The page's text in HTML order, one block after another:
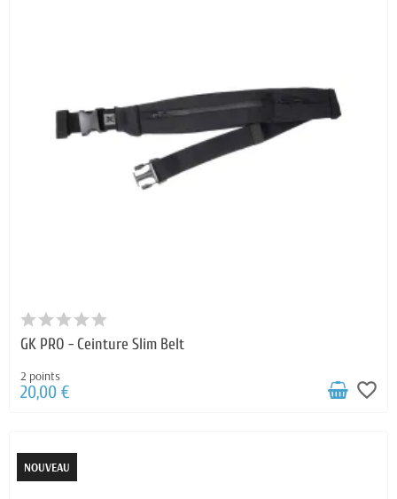
GK PRO - Ceinture Slim Belt
2 points
20,00 € favorite_border
NOUVEAU